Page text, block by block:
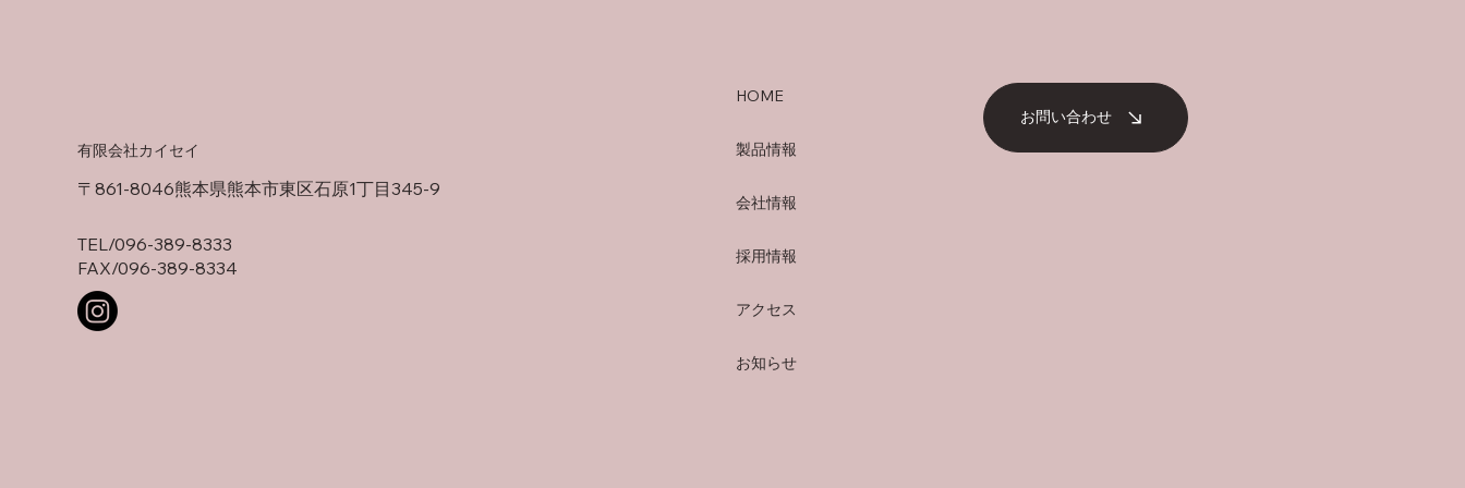
有限会社カイセイ
〒861-8046熊本県熊本市東区石原1丁目345-9
TEL/096-389-8333
FAX/096-389-8334
HOME
製品情報
会社情報
採用情報
アクセス
お知らせ
お問い合わせ